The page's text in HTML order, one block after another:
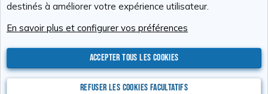
Nous contacter
Conditions générales d'utilisation
ValentinXenforo Add-ons© by ©XenTR
Ultimate Staff Pagecreated by StylesFactory
destinés à améliorer votre expérience utilisateur.
En savoir plus et configurer vos préférences
Accepter tous les cookies
Refuser les cookies facultatifs